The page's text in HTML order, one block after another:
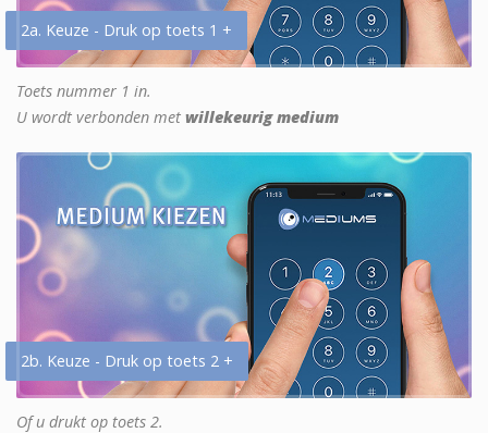
2a. Keuze - Druk op toets 1 +
Toets nummer 1 in.
U wordt verbonden met willekeurig medium
2b. Keuze - Druk op toets 2 +
Of u drukt op toets 2.